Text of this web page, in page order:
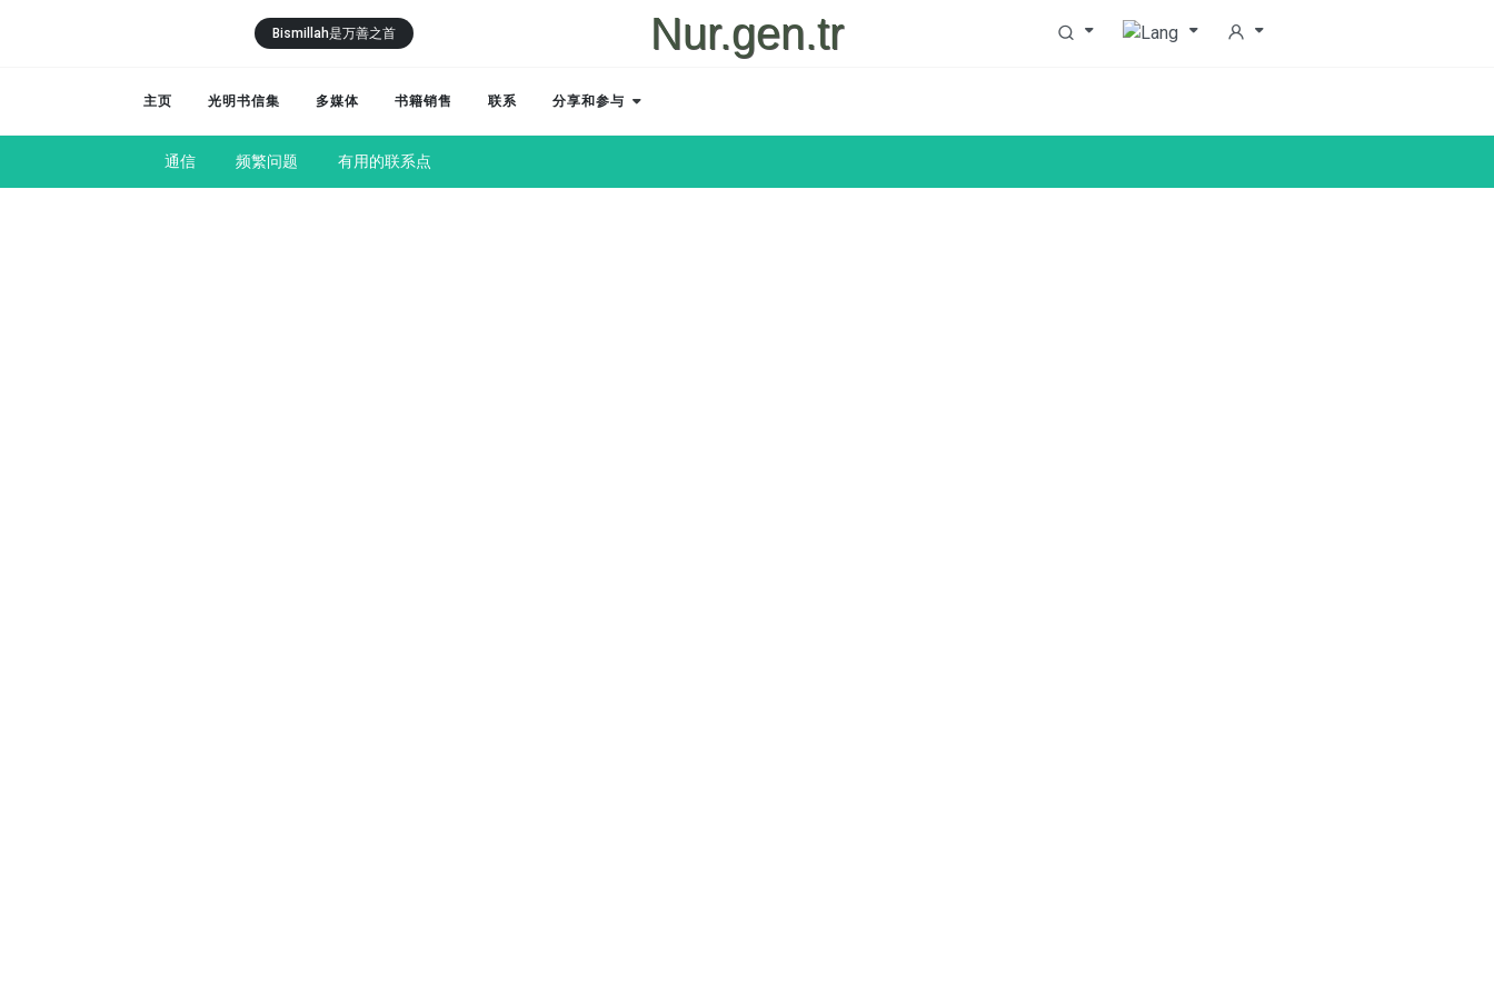
Nur.gen.tr
Bismillah是万善之首
主页 光明书信集 多媒体 书籍销售 联系 分享和参与
通信 频繁问题 有用的联系点